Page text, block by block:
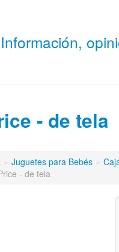
Información,
- de tela
» Juguetes para Bebés »
- de tela